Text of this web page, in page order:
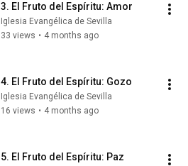
3. El Fruto del Espíritu: Amor
Iglesia Evangélica de Sevilla
33 views • 4 months ago
4. El Fruto del Espíritu: Gozo
Iglesia Evangélica de Sevilla
16 views • 4 months ago
5. El Fruto del Espíritu: Paz